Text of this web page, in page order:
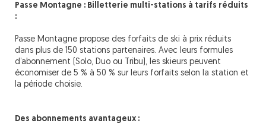
Passe Montagne : Billetterie multi-stations à tarifs réduits
:
Passe Montagne propose des forfaits de ski à prix réduits
dans plus de 150 stations partenaires. Avec leurs formules
d’abonnement (Solo, Duo ou Tribu), les skieurs peuvent
économiser de 5 % à 50 % sur leurs forfaits selon la station et
la période choisie.
Des abonnements avantageux :